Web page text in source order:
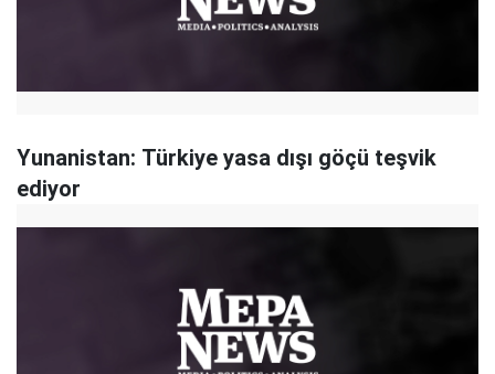
Yunanistan: Türkiye yasa dışı göçü teşvik
ediyor